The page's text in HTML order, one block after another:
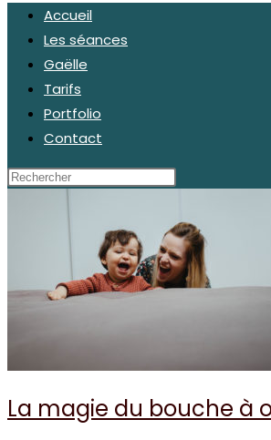
Accueil
Les séances
Gaëlle
Tarifs
Portfolio
Contact
La magie du bouche à